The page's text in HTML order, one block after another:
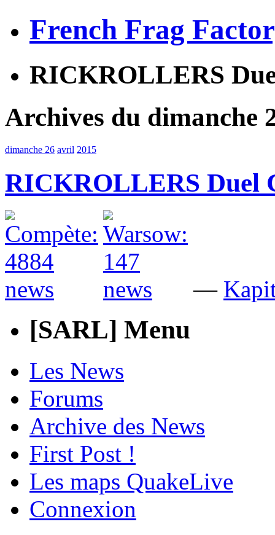
French Frag
RICKROLLERS
Archives du dimanche
dimanche 26 avril 2015
RICKROLLERS Duel
—
[SARL] Menu
Les News
Forums
Archive des News
First Post !
Les maps QuakeLive
Connexion